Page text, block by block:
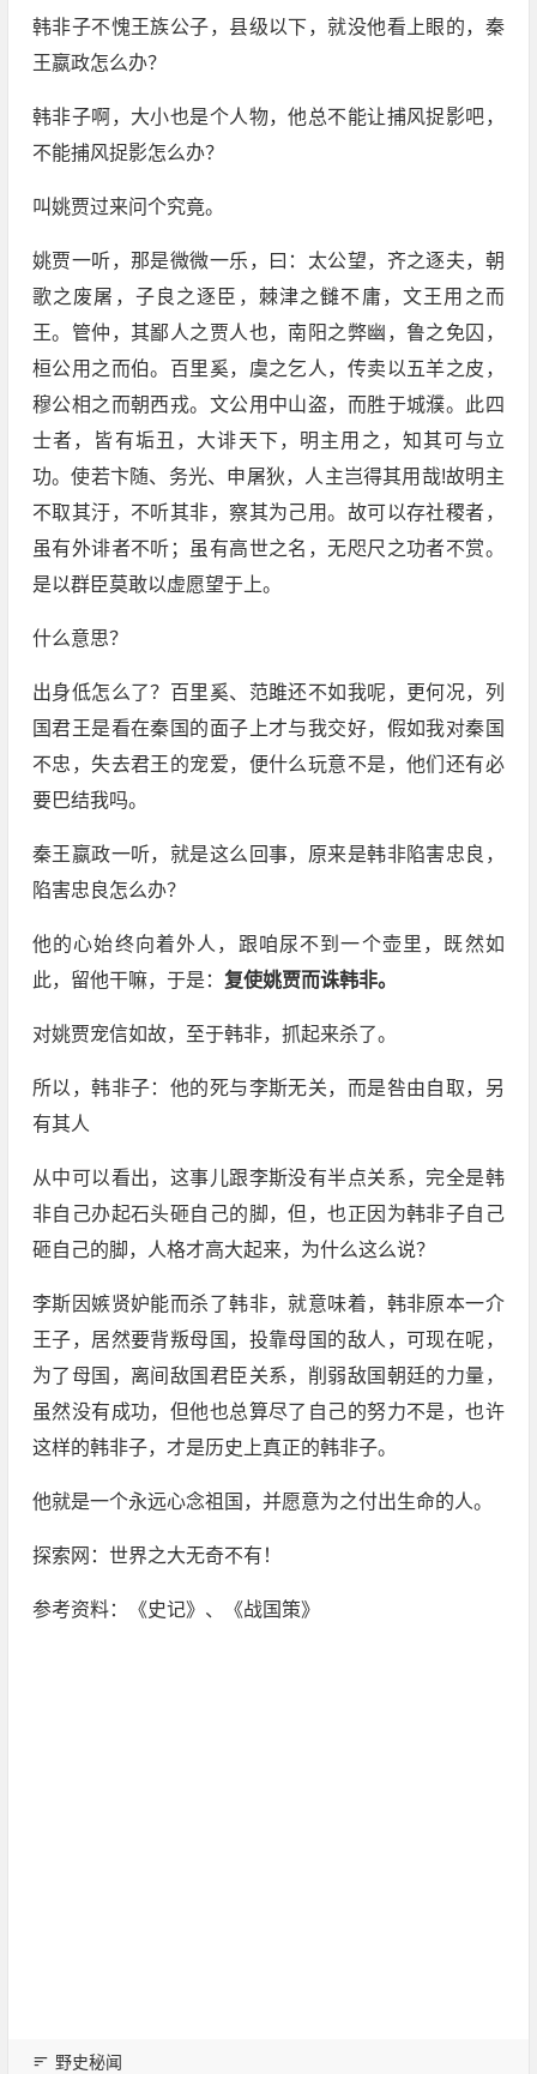
韩非子不愧王族公子，县级以下，就没他看上眼的，秦
王嬴政怎么办？
韩非子啊，大小也是个人物，他总不能让捕风捉影吧，
不能捕风捉影怎么办？
叫姚贾过来问个究竟。
姚贾一听，那是微微一乐，曰：太公望，齐之逐夫，朝
歌之废屠，子良之逐臣，棘津之雠不庸，文王用之而
王。管仲，其鄙人之贾人也，南阳之弊幽，鲁之免囚，
桓公用之而伯。百里奚，虞之乞人，传卖以五羊之皮，
穆公相之而朝西戎。文公用中山盗，而胜于城濮。此四
士者，皆有垢丑，大诽天下，明主用之，知其可与立
功。使若卞随、务光、申屠狄，人主岂得其用哉!故明主
不取其汙，不听其非，察其为己用。故可以存社稷者，
虽有外诽者不听；虽有高世之名，无咫尺之功者不赏。
是以群臣莫敢以虚愿望于上。
什么意思？
出身低怎么了？百里奚、范雎还不如我呢，更何况，列
国君王是看在秦国的面子上才与我交好，假如我对秦国
不忠，失去君王的宠爱，便什么玩意不是，他们还有必
要巴结我吗。
秦王嬴政一听，就是这么回事，原来是韩非陷害忠良，
陷害忠良怎么办？
他的心始终向着外人，跟咱尿不到一个壶里，既然如
此，留他干嘛，于是： 复使姚贾而诛韩非。
对姚贾宠信如故，至于韩非，抓起来杀了。
所以，韩非子：他的死与李斯无关，而是咎由自取，另
有其人
从中可以看出，这事儿跟李斯没有半点关系，完全是韩
非自己办起石头砸自己的脚，但，也正因为韩非子自己
砸自己的脚，人格才高大起来，为什么这么说？
李斯因嫉贤妒能而杀了韩非，就意味着，韩非原本一介
王子，居然要背叛母国，投靠母国的敌人，可现在呢，
为了母国，离间敌国君臣关系，削弱敌国朝廷的力量，
虽然没有成功，但他也总算尽了自己的努力不是，也许
这样的韩非子，才是历史上真正的韩非子。
他就是一个永远心念祖国，并愿意为之付出生命的人。
探索网：世界之大无奇不有！
参考资料：《史记》、《战国策》
野史秘闻